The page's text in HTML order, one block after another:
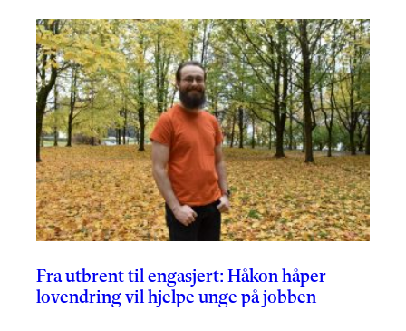
Fra utbrent til engasjert: Håkon håper
lovendring vil hjelpe unge på jobben